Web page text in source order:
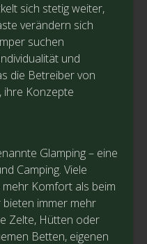
sich stetig weiter,
verändern sich
suchen
und
die Betreiber von
ihre Konzepte
Glamping – eine
Camping. Viele
Komfort als beim
bieten immer mehr
Zelte, Hütten oder
Betten, eigenen